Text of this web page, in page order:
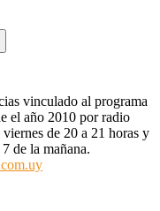
vinculado al programa
el año 2010 por radio
de 20 a 21 horas y
de la mañana.